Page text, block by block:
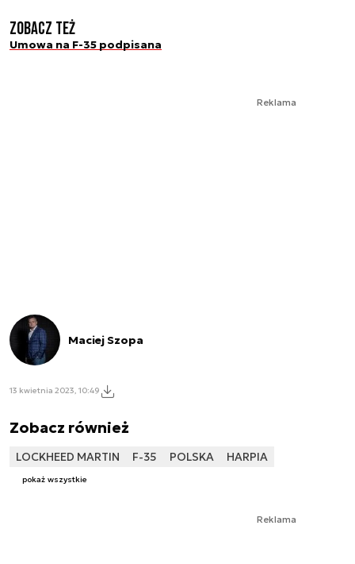
Zobacz też
Umowa na F-35 podpisana
Reklama
Maciej Szopa
13 kwietnia 2023, 10:49
Zobacz również
LOCKHEED MARTIN F-35 POLSKA HARPIA
pokaż wszystkie
Reklama